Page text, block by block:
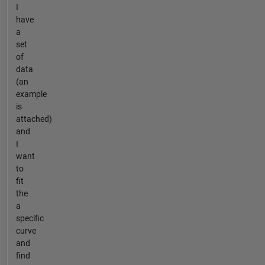
I
have
a
set
of
data
(an
example
is
attached)
and
I
want
to
fit
the
a
specific
curve
and
find